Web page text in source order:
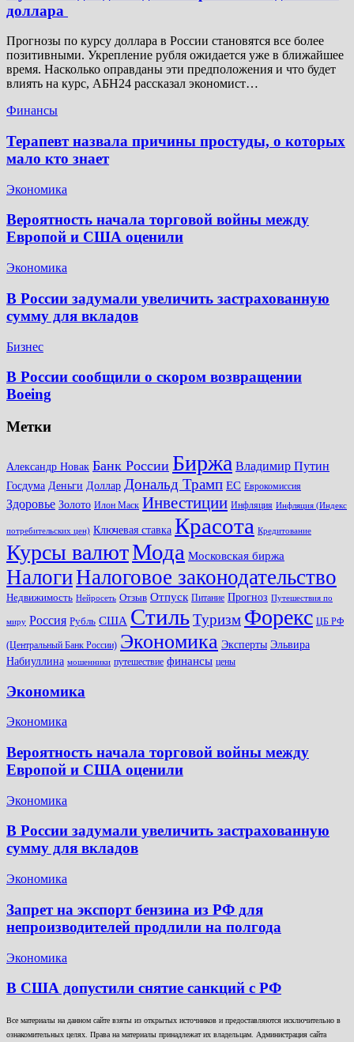
доллара
Прогнозы по курсу доллара в России становятся все более
позитивными. Укрепление рубля ожидается уже в ближайшее
время. Насколько оправданы эти предположения и что будет
влиять на курс, АБН24 рассказал экономист…
Финансы
Терапевт назвала причины простуды, о которых
мало кто знает
Экономика
Вероятность начала торговой войны между
Европой и США оценили
Экономика
В России задумали увеличить застрахованную
сумму для вкладов
Бизнес
В России сообщили о скором возвращении
Boeing
Метки
Александр Новак Банк России Биржа Владимир Путин
Госдума Деньги Доллар Дональд Трамп ЕС Еврокомиссия
Здоровье Золото Илон Маск Инвестиции Инфляция Инфляция (Индекс
потребительских цен) Ключевая ставка Красота Кредитование
Курсы валютМода Московская биржа
НалогиНалоговое законодательство
Недвижимость Нейросеть Отзыв Отпуск Питание Прогноз Путешествия по
миру Россия Рубль США СтильТуризм Форекс ЦБ РФ
(Центральный Банк России) Экономика Эксперты Эльвира
Набиуллина мошенники путешествие финансы цены
Экономика
Экономика
Вероятность начала торговой войны между
Европой и США оценили
Экономика
В России задумали увеличить застрахованную
сумму для вкладов
Экономика
Запрет на экспорт бензина из РФ для
непроизводителей продлили на полгода
Экономика
В США допустили снятие санкций с РФ
Все материалы на данном сайте взяты из открытых источников и предоставляются исключительно в
ознакомительных целях. Права на материалы принадлежат их владельцам. Администрация сайта